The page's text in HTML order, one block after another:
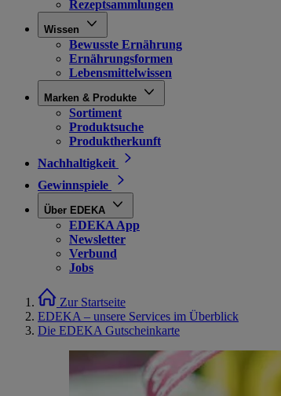
Rezeptsammlungen
Wissen
Bewusste Ernährung
Ernährungsformen
Lebensmittelwissen
Marken & Produkte
Sortiment
Produktsuche
Produktherkunft
Nachhaltigkeit
Gewinnspiele
Über EDEKA
EDEKA App
Newsletter
Verbund
Jobs
Zur Startseite
EDEKA – unsere Services im Überblick
Die EDEKA Gutscheinkarte